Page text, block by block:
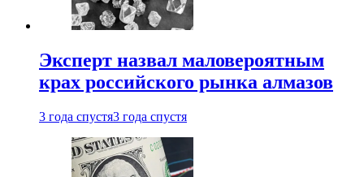
Эксперт назвал маловероятным
крах российского рынка алмазов
3 года спустя3 года спустя